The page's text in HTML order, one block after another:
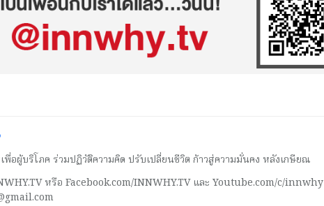
พื่อผู้บริโภค ร่วมปฏิวัติความคิด ปรับเปลี่ยนชีวิต ก้าวสู่ความมั่นคง หลังเกษียณ
หรือ Facebook.com/INNWHY.TV และ Youtube.com/c/innwhy